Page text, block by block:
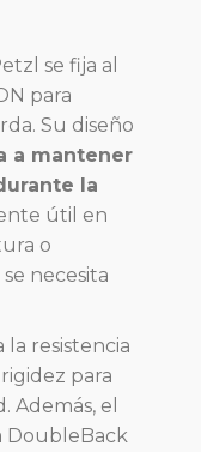
se fija al
para
Su diseño
a mantener
la
útil en
o
necesita
resistencia
para
Además, el
DoubleBack